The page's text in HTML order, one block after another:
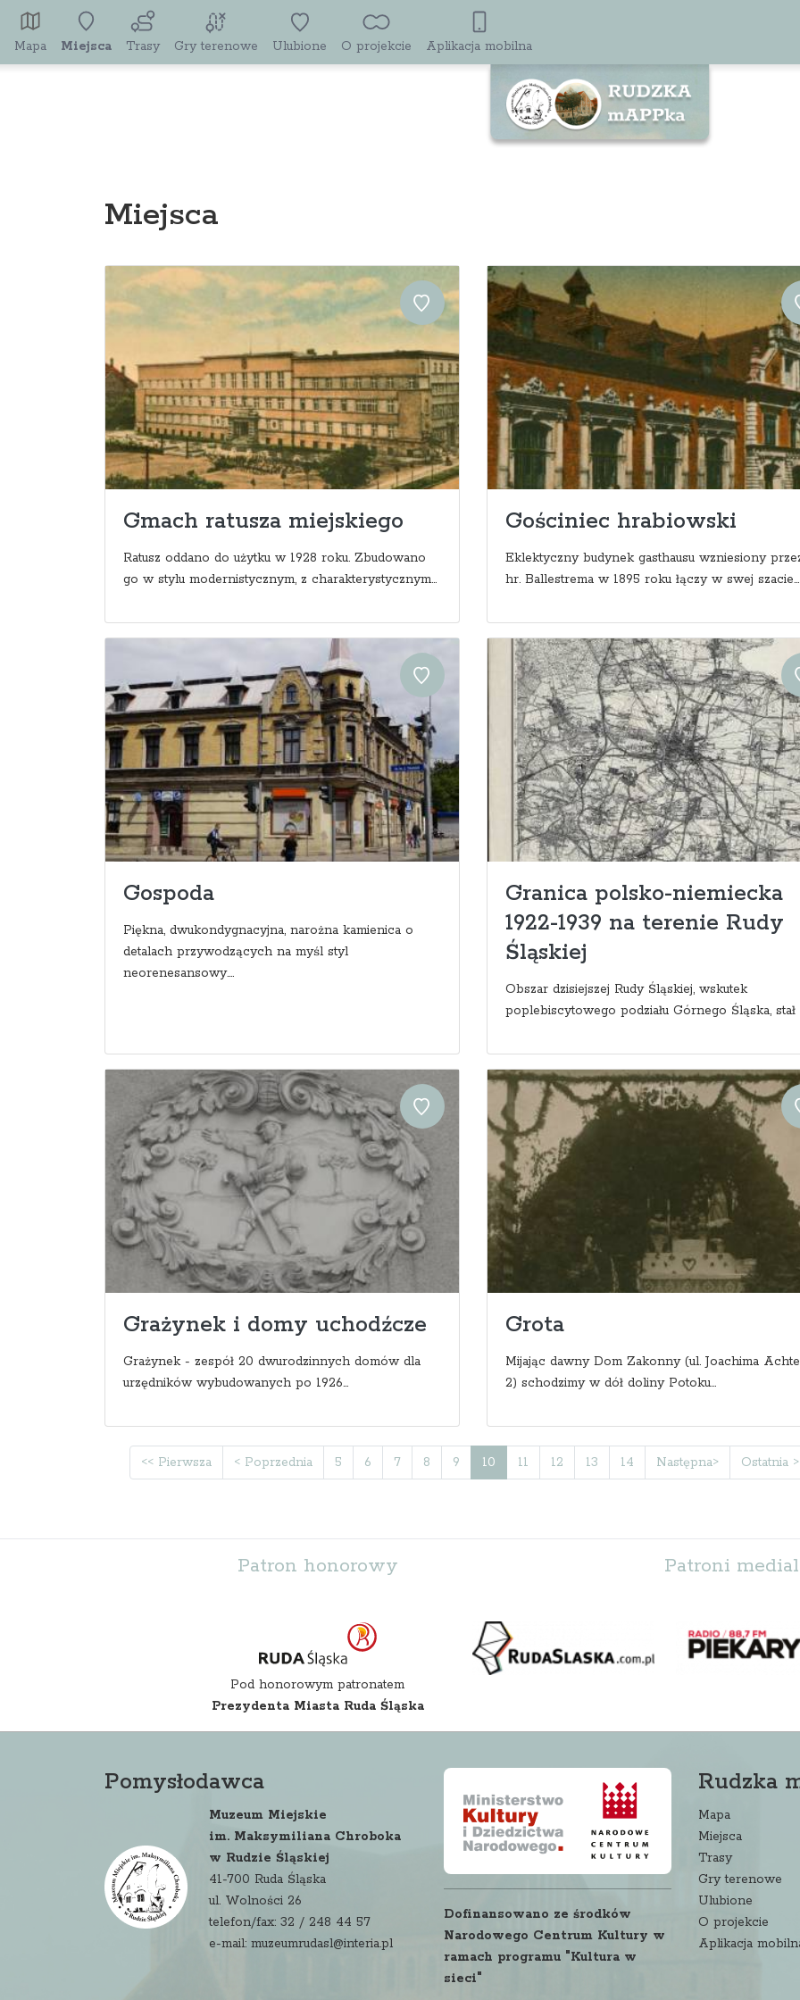
Mapa Miejsca Trasy Gry terenowe Ulubione O projekcie Aplikacja mobilna
Miejsca
Gmach ratusza miejskiego
Ratusz oddano do użytku w 1928 roku. Zbudowano
go w stylu modernistycznym, z charakterystycznym...
Gościniec hrabiowski
Eklektyczny budynek gasthausu wzniesiony
hr. Ballestrema w 1895 roku łączy w swej szacie...
Gospoda
Piękna, dwukondygnacyjna, narożna kamienica o
detalach przywodzących na myśl styl
neorenesansowy....
Granica polsko-niemiecka
1922-1939 na terenie Rudy
Śląskiej
Obszar dzisiejszej Rudy Śląskiej, wskutek
poplebiscytowego podziału Górnego Śląska, stał
Grażynek i domy uchodźcze
Grażynek - zespół 20 dwurodzinnych domów dla
urzędników wybudowanych po 1926...
Grota
Mijając dawny Dom Zakonny (ul. Joachima
2) schodzimy w dół doliny Potoku...
<< Pierwsza < Poprzednia 5 6 7 8 9 10 11 12 13 14 Następna> Ostatnia
Patron honorowy
Pod honorowym patronatem
Prezydenta Miasta Ruda Śląska
Patroni
Pomysłodawca
Muzeum Miejskie
im. Maksymiliana Chroboka
w Rudzie Śląskiej
41-700 Ruda Śląska
ul. Wolności 26
telefon/fax: 32 / 248 44 57
e-mail: muzeumrudasl@interia.pl
Dofinansowano ze środków
Narodowego Centrum Kultury w
ramach programu "Kultura w
sieci"
Rudzka
Mapa
Miejsca
Trasy
Gry terenowe
Ulubione
O projekcie
Aplikacja